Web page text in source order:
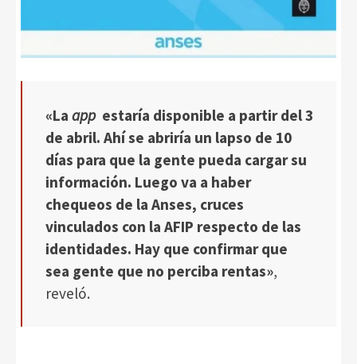
«La app estaría disponible a partir del 3
de abril. Ahí se abriría un lapso de 10
días para que la gente pueda cargar su
información. Luego va a haber
chequeos de la Anses, cruces
vinculados con la AFIP respecto de las
identidades. Hay que confirmar que
sea gente que no perciba rentas»,
reveló.